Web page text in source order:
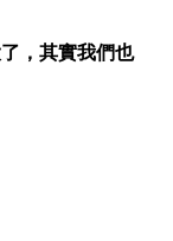
，其實我們也